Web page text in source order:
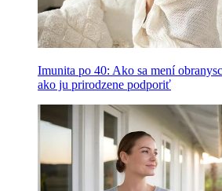
Imunita po 40: Ako sa mení
ako ju prirodzene podporiť